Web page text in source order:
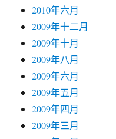
2010年六月
2009年十二月
2009年十月
2009年八月
2009年六月
2009年五月
2009年四月
2009年三月